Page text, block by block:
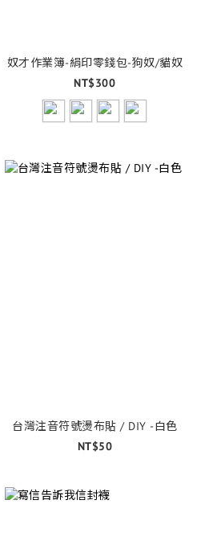
奴才作業簿-絹印零錢包-狗奴/貓奴
NT$300
台灣注音符號燙布貼 / DIY -白色
NT$50